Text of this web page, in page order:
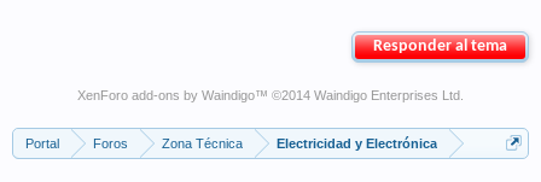
Responder al tema
XenForo add-ons by Waindigo™ ©2014 Waindigo Enterprises Ltd
Portal Foros Zona Técnica Electricidad y Electrónica